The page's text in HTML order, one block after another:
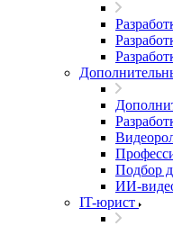
Подбор
ИИ-
IT-юрист